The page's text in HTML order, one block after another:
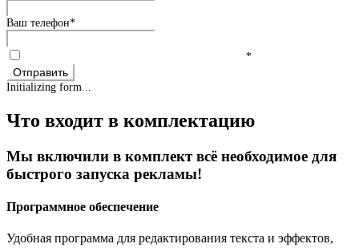
Ваш телефон*
*
Отправить
Initializing form...
Что входит в комплектацию
Мы включили в комплект всё необходимое для
быстрого запуска рекламы!
Программное обеспечение
Удобная программа для редактирования текста и эффектов,